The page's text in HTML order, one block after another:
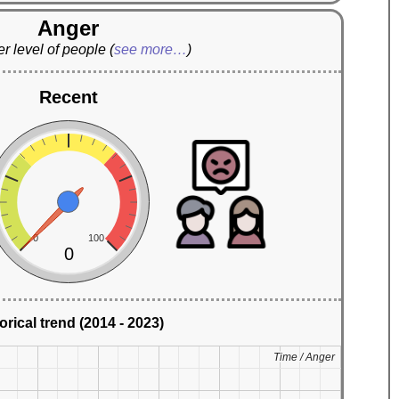
Anger
level of people(see more…)
Recent
0 100
0
trend (2014 - 2023)
Time / Anger
Time / Anger